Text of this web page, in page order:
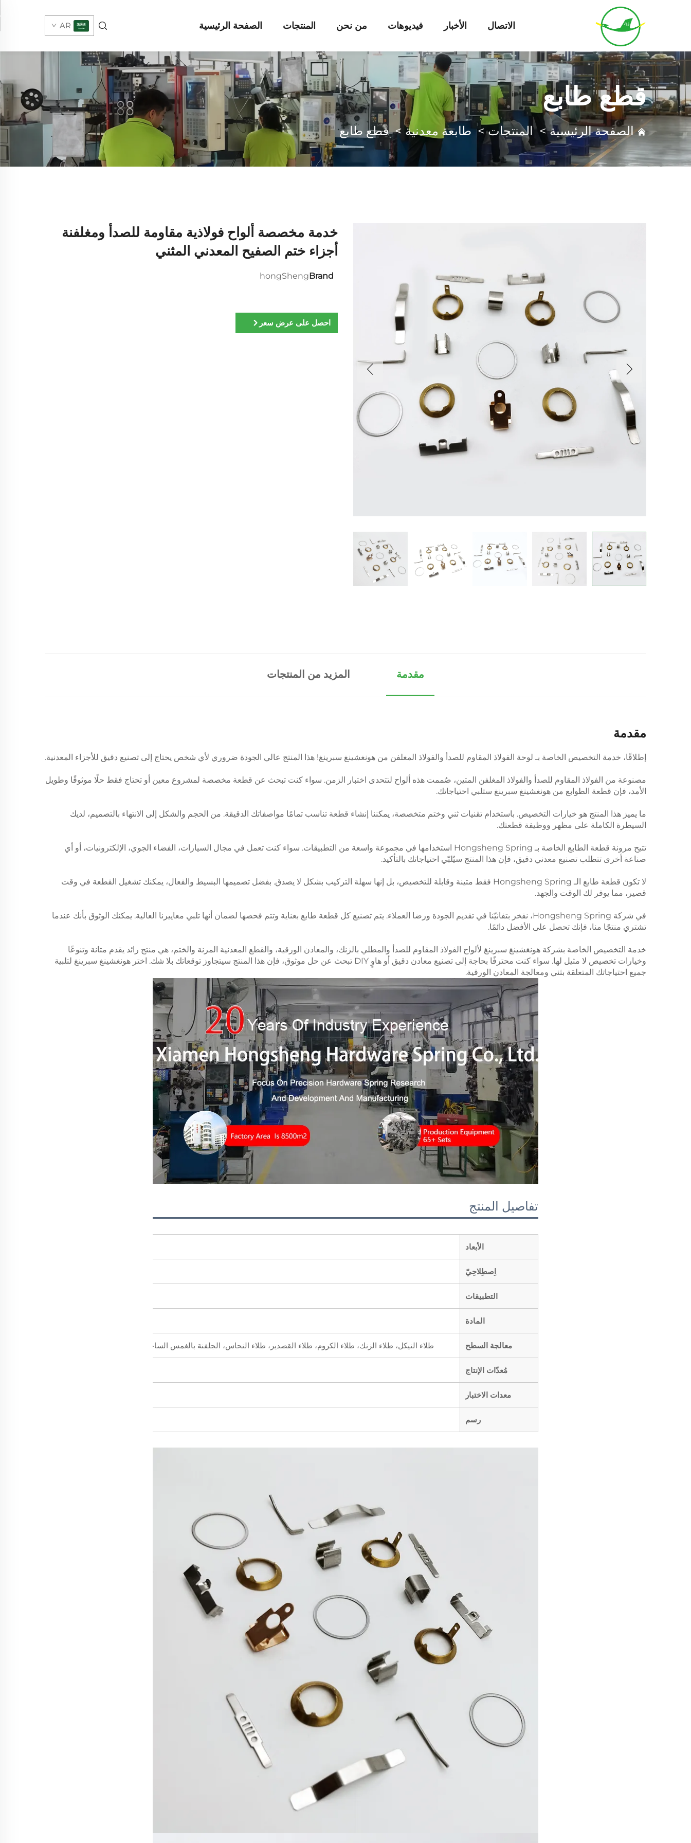
الصفحة الرئيسية المنتجات من نحن فيديوهات الأخبار الاتصال AR
قطع طابع
الصفحة الرئيسية>المنتجات>طابعة معدنية >قطع طابع
خدمة مخصصة ألواح فولاذية مقاومة للصدأ ومغلفنة
أجزاء ختم الصفيح المعدني المثني
Brand
hongSheng
احصل على عرض سعر
مقدمة المزيد من المنتجات
مقدمة
إطلاقًا، خدمة التخصيص الخاصة بـ لوحة الفولاذ المقاوم للصدأ والفولاذ المغلفن من هونغشينغ سبرينغ! هذا المنتج عالي الجودة ضروري لأي شخص يحتاج إلى تصنيع دقيق للأجزاء المعدنية.
مصنوعة من الفولاذ المقاوم للصدأ والفولاذ المغلفن المتين، صُممت هذه ألواح لتتحدى اختبار الزمن. سواء كنت تبحث عن قطعة مخصصة لمشروع معين أو تحتاج فقط حلًا موثوقًا وطويل
الأمد، فإن قطعة الطوابع من هونغشينغ سبرينغ ستلبي احتياجاتك.
ما يميز هذا المنتج هو خيارات التخصيص. باستخدام تقنيات ثني وختم متخصصة، يمكننا إنشاء قطعة تناسب تمامًا مواصفاتك الدقيقة. من الحجم والشكل إلى الانتهاء بالتصميم، لديك
السيطرة الكاملة على مظهر ووظيفة قطعتك.
تتيح مرونة قطعة الطابع الخاصة بـ Hongsheng Spring استخدامها في مجموعة واسعة من التطبيقات. سواء كنت تعمل في مجال السيارات، الفضاء الجوي، الإلكترونيات، أو أي
صناعة أخرى تتطلب تصنيع معدني دقيق، فإن هذا المنتج سيُلبّي احتياجاتك بالتأكيد.
لا تكون قطعة طابع الـ Hongsheng Spring فقط متينة وقابلة للتخصيص، بل إنها سهلة التركيب بشكل لا يصدق. بفضل تصميمها البسيط والفعال، يمكنك تشغيل القطعة في وقت
قصير، مما يوفر لك الوقت والجهد.
في شركة Hongsheng Spring، نفخر بتفانيّنا في تقديم الجودة ورضا العملاء. يتم تصنيع كل قطعة طابع بعناية وتتم فحصها لضمان أنها تلبي معاييرنا العالية. يمكنك الوثوق بأنك عندما
تشتري منتجًا منا، فإنك تحصل على الأفضل دائمًا.
خدمة التخصيص الخاصة بشركة هونغشينغ سبرينغ لألواح الفولاذ المقاوم للصدأ والمطلي بالزنك، والمعادن الورقية، والقطع المعدنية المرنة والختم، هي منتج رائد يقدم متانة وتنوعًا
وخيارات تخصيص لا مثيل لها. سواء كنت محترفًا بحاجة إلى تصنيع معادن دقيق أو هاوٍ DIY تبحث عن حل موثوق، فإن هذا المنتج سيتجاوز توقعاتك بلا شك. اختر هونغشينغ سبرينغ لتلبية
جميع احتياجاتك المتعلقة بثني ومعالجة المعادن الورقية.
تفاصيل المنتج
الأبعاد
اِصطِلاحِيّ
التطبيقات
المادة
معالجة السطح طلاء النيكل، طلاء الزنك، طلاء الكروم، طلاء القصدير، طلاء النحاس، الجلفنة بالغمس الساخن، الطلاء بالأكسيد الأسود، الطلاء، الطلاء
مُعدّات الإنتاج
معدات الاختبار
رسم